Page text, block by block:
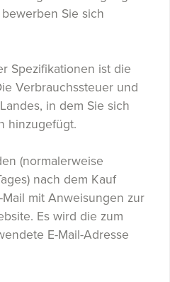
Sie sich
Spezifikationen ist die
Verbrauchssteuer und
in dem Sie sich
hinzugefügt.
(normalerweise
nach dem Kauf
mit Anweisungen zur
Es wird die zum
E-Mail-Adresse